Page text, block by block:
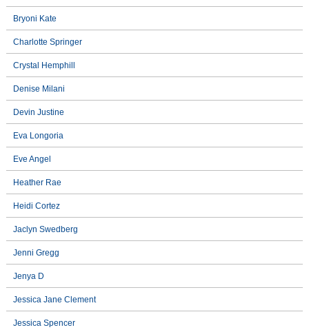
Bryoni Kate
Charlotte Springer
Crystal Hemphill
Denise Milani
Devin Justine
Eva Longoria
Eve Angel
Heather Rae
Heidi Cortez
Jaclyn Swedberg
Jenni Gregg
Jenya D
Jessica Jane Clement
Jessica Spencer